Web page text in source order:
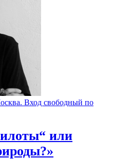
Вход свободный по
или